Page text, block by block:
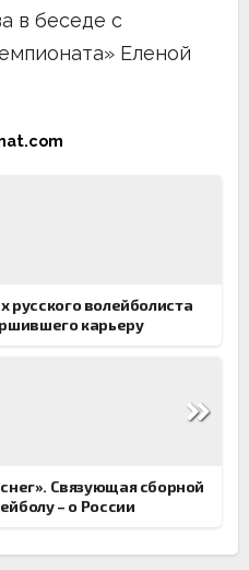
в беседе с
Еленой
русского волейболиста
карьеру
Связующая сборной
– о России